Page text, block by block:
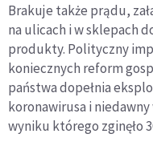
Brakuje także prądu,
na ulicach i w sklepach
produkty. Polityczny
koniecznych reform
państwa dopełnia
koronawirusa i
wyniku którego zginęło